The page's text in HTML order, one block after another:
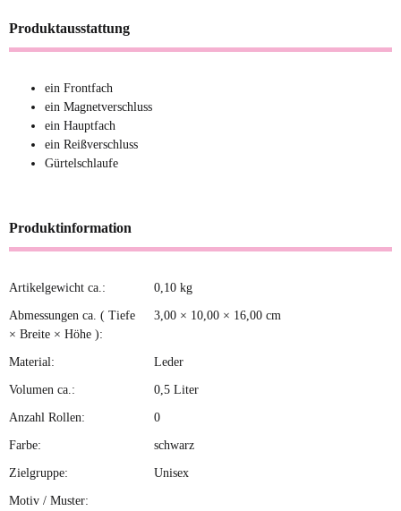
Produktausstattung
ein Frontfach
ein Magnetverschluss
ein Hauptfach
ein Reißverschluss
Gürtelschlaufe
Produktinformation
Produkteigenschaft
Wert
Artikelgewicht ca.: 0,10 kg
Abmessungen ca. ( Tiefe
× Breite × Höhe ):
3,00 × 10,00 × 16,00 cm
Material: Leder
Volumen ca.: 0,5 Liter
Anzahl Rollen: 0
Farbe: schwarz
Zielgruppe: Unisex
Motiv / Muster: